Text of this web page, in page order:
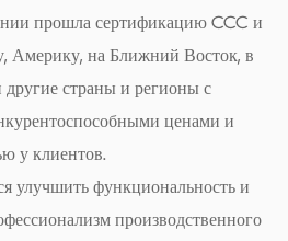
прошла сертификацию CCC и
Америку, на Ближний Восток, в
страны и регионы с
ценами и
у клиентов.
улучшить функциональность и
производственного